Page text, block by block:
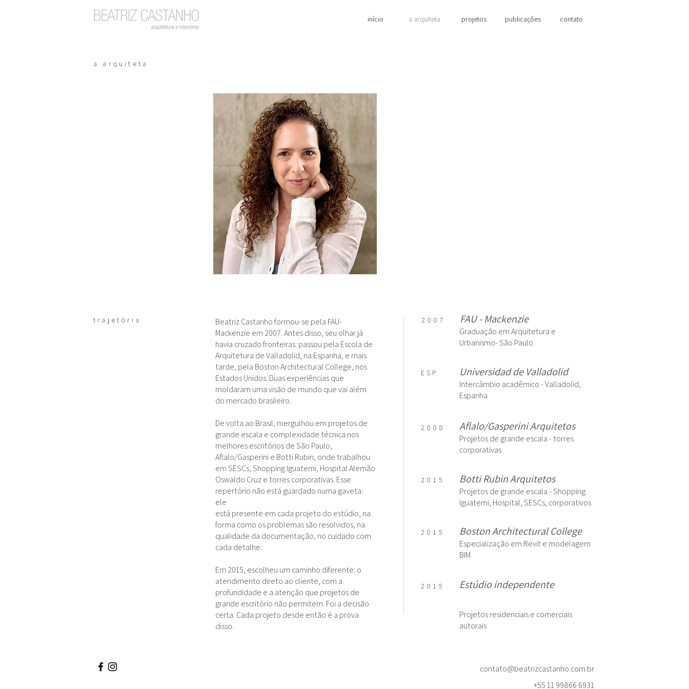
início a arquiteta projetos publicações contato
a arquiteta
trajetória
Beatriz Castanho formou-se pela FAU-
Mackenzie em 2007. Antes disso, seu olhar já
havia cruzado fronteiras: passou pela Escola de
Arquitetura de Valladolid, na Espanha, e mais
tarde, pela Boston Architectural College, nos
Estados Unidos. Duas experiências que
moldaram uma visão de mundo que vai além
do mercado brasileiro.
De volta ao Brasil, mergulhou em projetos de
grande escala e complexidade técnica nos
melhores escritórios de São Paulo,
Aflalo/Gasperini e Botti Rubin, onde trabalhou
em SESCs, Shopping Iguatemi, Hospital Alemão
Oswaldo Cruz e torres corporativas. Esse
repertório não está guardado numa gaveta:
ele
está presente em cada projeto do estúdio, na
forma como os problemas são resolvidos, na
qualidade da documentação, no cuidado com
cada detalhe.
Em 2015, escolheu um caminho diferente: o
atendimento direto ao cliente, com a
profundidade e a atenção que projetos de
grande escritório não permitem. Foi a decisão
certa. Cada projeto desde então é a prova
disso.
2007 FAU - Mackenzie
Graduação em Arquitetura e
Urbanismo- São Paulo
ESP Universidad de Valladolid
Intercâmbio acadêmico - Valladolid,
Espanha
2008 Aflalo/Gasperini Arquitetos
Projetos de grande escala - torres
corporativas
2015 Botti Rubin Arquitetos
Projetos de grande escala - Shopping
Iguatemi, Hospital, SESCs, corporativos
2015 Estúdio independente
Projetos residenciais e comerciais
autorais
2015 Boston Architectural College
Especialização em Revit e modelagem
BIM
contato@beatrizcastanho.com.br
+55 11 99866 6931